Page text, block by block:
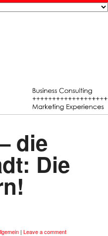
die
Die
| Leave a comment